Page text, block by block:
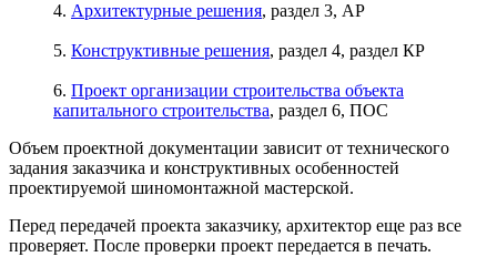
4. Архитектурные решения, раздел 3, АР
5. Конструктивные решения, раздел 4, раздел КР
6. Проект организации строительства объекта
капитального строительства, раздел 6, ПОС
Объем проектной документации зависит от технического
задания заказчика и конструктивных особенностей
проектируемой шиномонтажной мастерской.
Перед передачей проекта заказчику, архитектор еще раз все
проверяет. После проверки проект передается в печать.